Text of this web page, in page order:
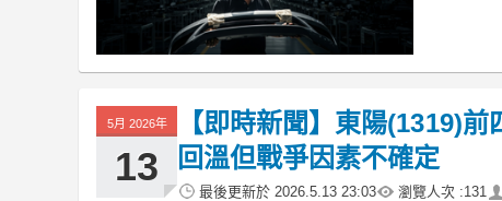
5月 2026年
13
【即時新聞】東陽(1319)
回溫但戰爭因素不確定
最後更新於 2026.5.13 23:03 瀏覽人次 :131